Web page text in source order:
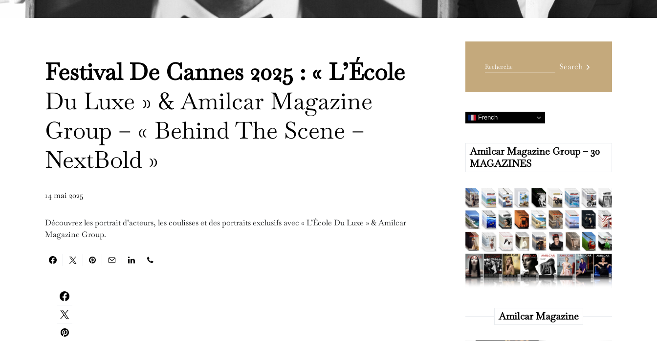
Festival De Cannes 2025 : « L’École
Du Luxe » & Amilcar Magazine
Group – « Behind The Scene –
NextBold »
14 mai 2025
Découvrez les portrait d’acteurs, les coulisses et des portraits exclusifs avec « L’École Du Luxe » & Amilcar
Magazine Group.
Search
French
Amilcar Magazine Group – 30
MAGAZINES
Amilcar Magazine